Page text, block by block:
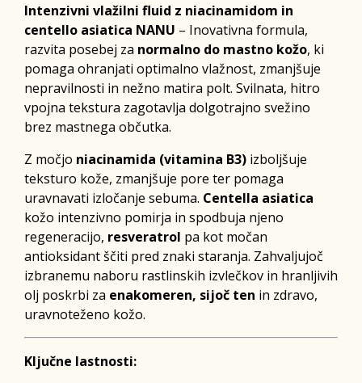
Intenzivni vlažilni fluid z niacinamidom in
centello asiatica NANU – Inovativna formula,
razvita posebej za normalno do mastno kožo, ki
pomaga ohranjati optimalno vlažnost, zmanjšuje
nepravilnosti in nežno matira polt. Svilnata, hitro
vpojna tekstura zagotavlja dolgotrajno svežino
brez mastnega občutka.
Z močjo niacinamida (vitamina B3) izboljšuje
teksturo kože, zmanjšuje pore ter pomaga
uravnavati izločanje sebuma. Centella asiatica
kožo intenzivno pomirja in spodbuja njeno
regeneracijo, resveratrol pa kot močan
antioksidant ščiti pred znaki staranja. Zahvaljujoč
izbranemu naboru rastlinskih izvlečkov in hranljivih
olj poskrbi za enakomeren, sijoč ten in zdravo,
uravnoteženo kožo.
Ključne lastnosti: